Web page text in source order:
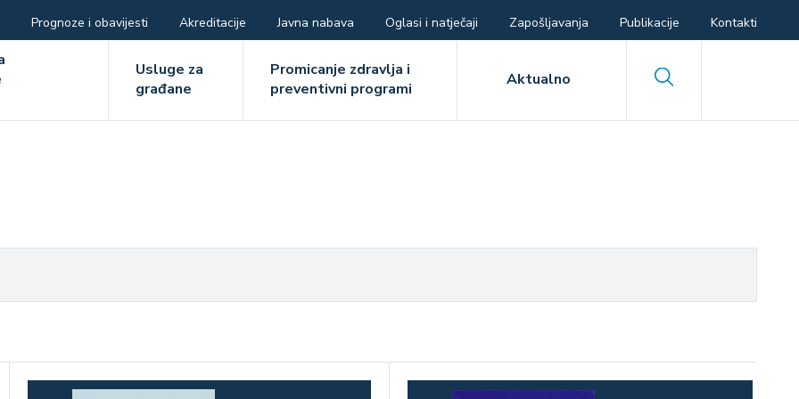
Prognoze i obavijesti Akreditacije Javna nabava Oglasi i natječaji Zapošljavanja Publikacije Kontakti
Usluge za
građane
Promicanje zdravlja i
preventivni programi
Aktualno Search